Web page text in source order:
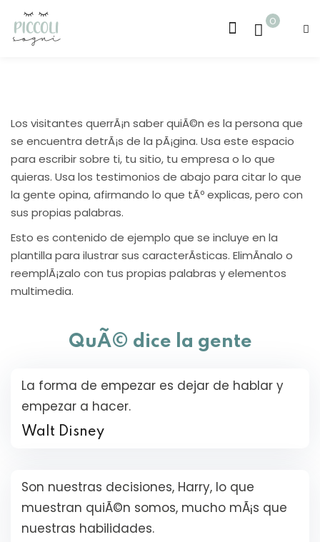
0
Los visitantes querrÃ¡n saber quiÃ©n es la persona que
se encuentra detrÃ¡s de la pÃ¡gina. Usa este espacio
para escribir sobre ti, tu sitio, tu empresa o lo que
quieras. Usa los testimonios de abajo para citar lo que
la gente opina, afirmando lo que tÃº explicas, pero con
sus propias palabras.
Esto es contenido de ejemplo que se incluye en la
plantilla para ilustrar sus caracterÃ­sticas. ElimÃ­nalo o
reemplÃ¡zalo con tus propias palabras y elementos
multimedia.
QuÃ© dice la gente
La forma de empezar es dejar de hablar y
empezar a hacer.
Walt Disney
Son nuestras decisiones, Harry, lo que
muestran quiÃ©n somos, mucho mÃ¡s que
nuestras habilidades.
Remember me Lost your password?
Sign up